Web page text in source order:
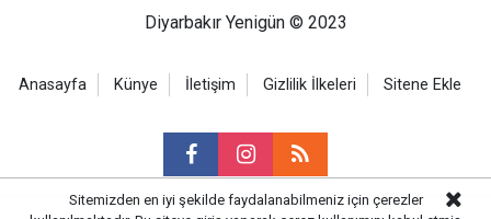
Diyarbakır Yenigün © 2023
Anasayfa Künye İletişim Gizlilik İlkeleri Sitene Ekle
Sitemizden en iyi şekilde faydalanabilmeniz için çerezler